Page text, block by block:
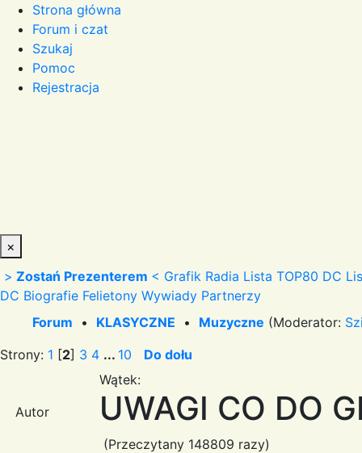
Strona główna
Forum i czat
Szukaj
Pomoc
Rejestracja
×
> Zostań Prezenterem < Grafik Radia Lista TOP80 DC
DC Biografie Felietony Wywiady Partnerzy
Forum • KLASYCZNE • Muzyczne (Moderator:
Strony: 1 [2] 3 4 ... 10 Do dołu
Autor
Wątek:
UWAGI CO DO
(Przeczytany 148809 razy)